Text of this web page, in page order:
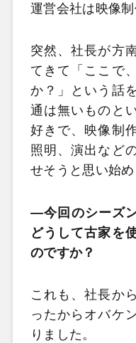
運営会社は映像制
突然、社長が方
てきて「ここで
か？」という話
通は無いものと
好きで、映像制
照明、演出など
せそうと思い始め
—今回のシーズ
どうして古家を
のですか？
これも、社長か
ったからオバケ
りました。